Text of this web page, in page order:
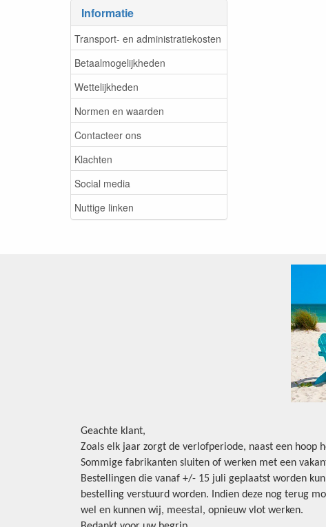
Informatie
Transport- en administratiekosten
Betaalmogelijkheden
Wettelijkheden
Normen en waarden
Contacteer ons
Klachten
Social media
Nuttige linken
Geachte klant,
Zoals elk jaar zorgt de verlofperiode, naast een hoop
Sommige fabrikanten sluiten of werken met een
Bestellingen die vanaf +/- 15 juli geplaatst worden
bestelling verstuurd worden. Indien deze nog terug
wel en kunnen wij, meestal, opnieuw vlot werken.